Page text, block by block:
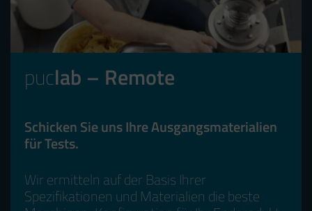
puclab – Remote
Schicken Sie uns Ihre Ausgangsmaterialien
für Tests.
Wir ermitteln auf der Basis Ihrer
Spezifikationen und Materialien die beste